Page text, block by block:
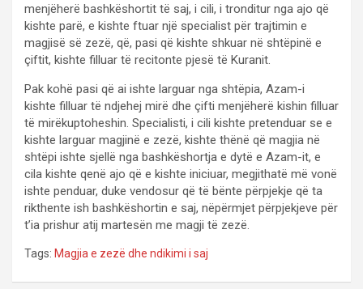
menjëherë bashkëshortit të saj, i cili, i tronditur nga ajo që
kishte parë, e kishte ftuar një specialist për trajtimin e
magjisë së zezë, që, pasi që kishte shkuar në shtëpinë e
çiftit, kishte filluar të recitonte pjesë të Kuranit.
Pak kohë pasi që ai ishte larguar nga shtëpia, Azam-i
kishte filluar të ndjehej mirë dhe çifti menjëherë kishin filluar
të mirëkuptoheshin. Specialisti, i cili kishte pretenduar se e
kishte larguar magjinë e zezë, kishte thënë që magjia në
shtëpi ishte sjellë nga bashkëshortja e dytë e Azam-it, e
cila kishte qenë ajo që e kishte iniciuar, megjithatë më vonë
ishte penduar, duke vendosur që të bënte përpjekje që ta
rikthente ish bashkëshortin e saj, nëpërmjet përpjekjeve për
t’ia prishur atij martesën me magji të zezë.
Tags: Magjia e zezë dhe ndikimi i saj